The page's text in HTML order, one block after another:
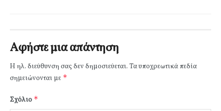
Αφήστε μια απάντηση
Η ηλ. διεύθυνση σας δεν δημοσιεύεται. Τα υποχρεωτικά πεδία
σημειώνονται με *
Σχόλιο *